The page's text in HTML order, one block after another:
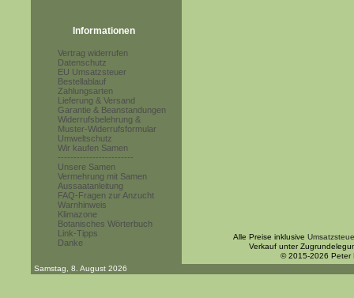
Informationen
Vertrag widerrufen
Datenschutz
EU Umsatzsteuer
Bestellablauf
Zahlungsarten
Lieferung & Versand
Garantie & Beanstandungen
Widerrufsbelehrung &
Muster-Widerrufsformular
Umweltschutz
Wir kaufen Samen
------------------------
Unsere Samen
Vermehrung mit Samen
Aussaatanleitung
FAQ-Fragen zur Anzucht
Warnhinweis
Klimazone
Botanisches Wörterbuch
Link-Tipps
Danke
Alle Preise inklusive
Verkauf unter
© 2015-2026 Peter
Samstag, 8. August 2026